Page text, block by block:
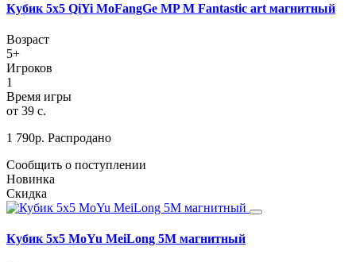
Кубик 5х5 QiYi MoFangGe MP M Fantastic art магнитный
Возраст
5+
Игроков
1
Время игры
от 39 с.
1 790р. Распродано
Сообщить о поступлении
Новинка
Скидка
Кубик 5х5 MoYu MeiLong 5M магнитный